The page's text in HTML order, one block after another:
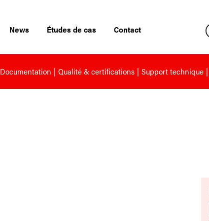
News Études de cas Contact
Documentation Qualité & certifications Support technique